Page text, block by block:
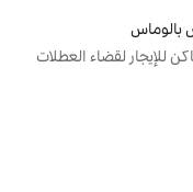
بالوماس
للإيجار لقضاء العطلات